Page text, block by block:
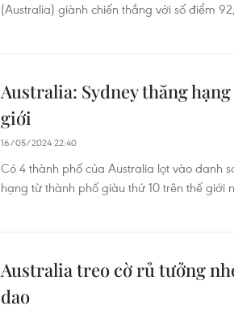
(Australia) giành chiến thắng với số điểm
Australia: Sydney thăng
giới
16/05/2024 22:40
Có 4 thành phố của Australia lọt vào danh
hạng từ thành phố giàu thứ 10 trên thế giới
Australia treo cờ rủ tưởng
dao